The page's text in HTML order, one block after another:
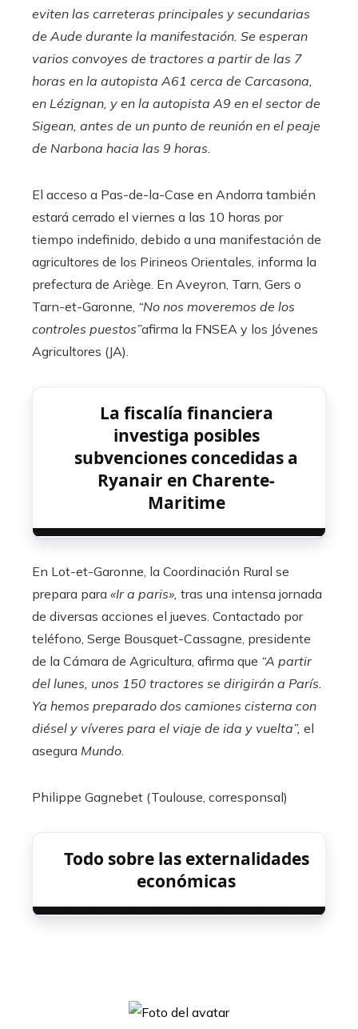
eviten las carreteras principales y secundarias
de Aude durante la manifestación. Se esperan
varios convoyes de tractores a partir de las 7
horas en la autopista A61 cerca de Carcasona,
en Lézignan, y en la autopista A9 en el sector de
Sigean, antes de un punto de reunión en el peaje
de Narbona hacia las 9 horas.
El acceso a Pas-de-la-Case en Andorra también
estará cerrado el viernes a las 10 horas por
tiempo indefinido, debido a una manifestación de
agricultores de los Pirineos Orientales, informa la
prefectura de Ariège. En Aveyron, Tarn, Gers o
Tarn-et-Garonne, “No nos moveremos de los
controles puestos”afirma la FNSEA y los Jóvenes
Agricultores (JA).
La fiscalía financiera
investiga posibles
subvenciones concedidas a
Ryanair en Charente-
Maritime
En Lot-et-Garonne, la Coordinación Rural se
prepara para «Ir a paris», tras una intensa jornada
de diversas acciones el jueves. Contactado por
teléfono, Serge Bousquet-Cassagne, presidente
de la Cámara de Agricultura, afirma que “A partir
del lunes, unos 150 tractores se dirigirán a París.
Ya hemos preparado dos camiones cisterna con
diésel y víveres para el viaje de ida y vuelta”, el
asegura Mundo.
Philippe Gagnebet (Toulouse, corresponsal)
Todo sobre las externalidades
económicas